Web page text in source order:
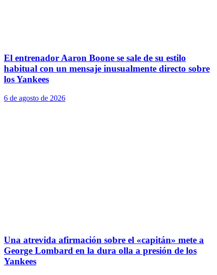
El entrenador Aaron Boone se sale de su estilo
habitual con un mensaje inusualmente directo sobre
los Yankees
6 de agosto de 2026
Una atrevida afirmación sobre el «capitán» mete a
George Lombard en la dura olla a presión de los
Yankees